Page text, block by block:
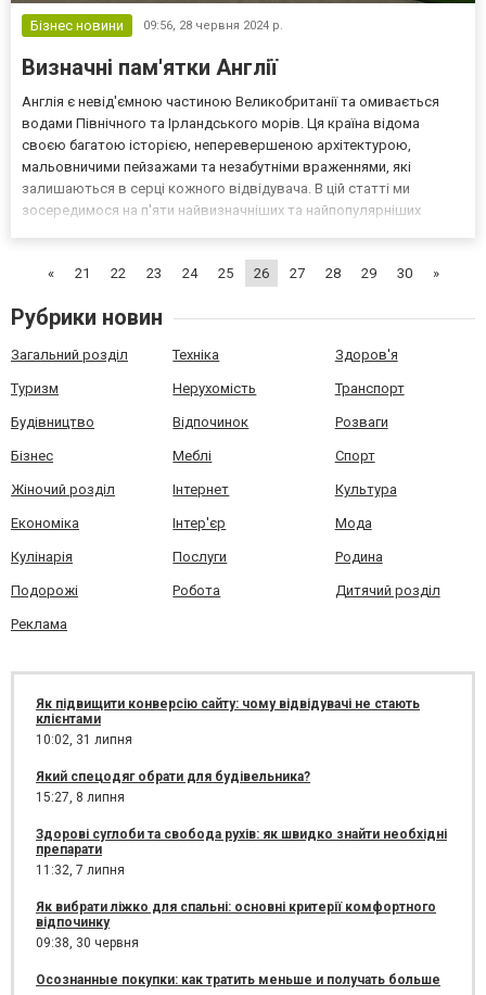
Бізнес новини 09:56, 28 червня 2024 р.
Визначні пам'ятки Англії
Англія є невід'ємною частиною Великобританії та омивається
водами Північного та Ірландського морів. Ця країна відома
своєю багатою історією, неперевершеною архітектурою,
мальовничими пейзажами та незабутніми враженнями, які
залишаються в серці кожного відвідувача. В цій статті ми
зосередимося на п'яти найвизначніших та найпопулярніших
«
21 22 23 24 25 26 27 28 29 30 »
Рубрики новин
Загальний розділ Техніка Здоров'я
Туризм Нерухомість Транспорт
Будівництво Відпочинок Розваги
Бізнес Меблі Спорт
Жіночий розділ Інтернет Культура
Економіка Інтер'єр Мода
Кулінарія Послуги Родина
Подорожі Робота Дитячий розділ
Реклама
Як підвищити конверсію сайту: чому відвідувачі не стають
клієнтами
10:02, 31 липня
Який спецодяг обрати для будівельника?
15:27, 8 липня
Здорові суглоби та свобода рухів: як швидко знайти необхідні
препарати
11:32, 7 липня
Як вибрати ліжко для спальні: основні критерії комфортного
відпочинку
09:38, 30 червня
Осознанные покупки: как тратить меньше и получать больше